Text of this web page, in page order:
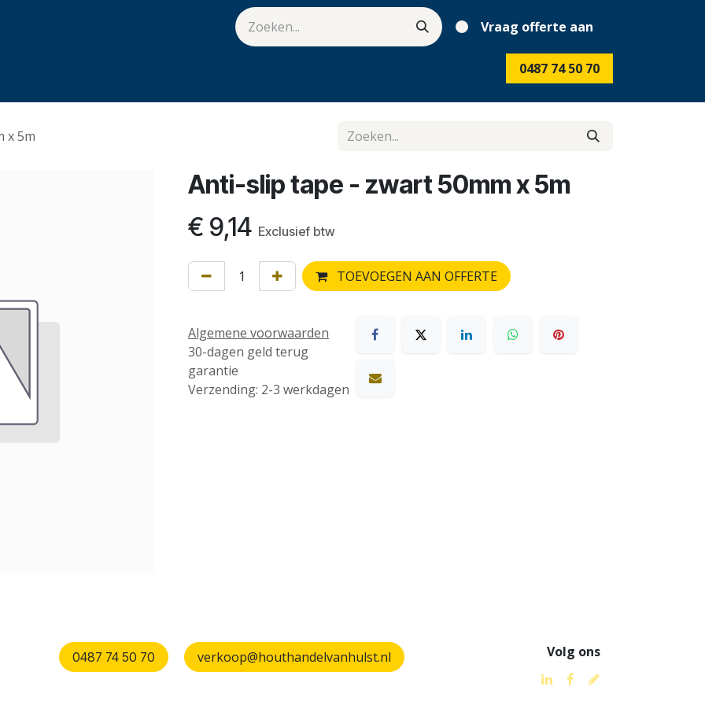
Vraag offerte aan
0487 74 50 70
x 5m
Anti-slip tape - zwart 50mm x 5m
€ 9,14 Exclusief btw
TOEVOEGEN AAN OFFERTE
Algemene voorwaarden
30-dagen geld terug
garantie
Verzending: 2-3 werkdagen
verkoop@houthandelvanhulst.nl Volg ons
0487 74 50 70